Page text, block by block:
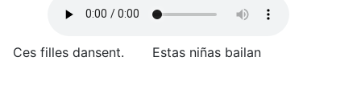
Ces filles dansent. Estas niñas bailan